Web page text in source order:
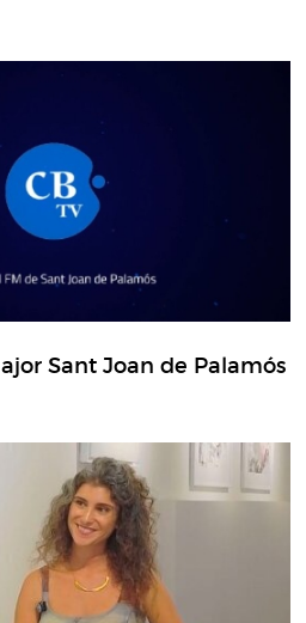
Sant Joan de Palamós